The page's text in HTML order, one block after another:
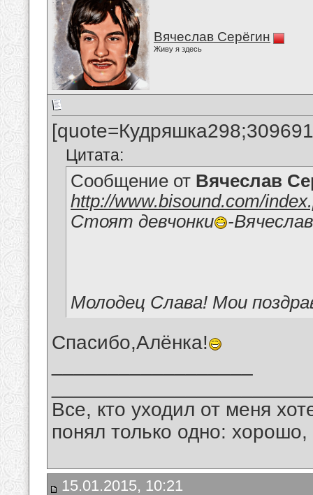
Вячеслав Серёгин
Живу я здесь
Цитата:
Сообщение от Вячеслав
http://www.bisound.com/
Стоят девчонки
-
Молодец Слава! Мои
Спасибо,Алёнка!
Все, кто уходил от меня
понял только одно:
15.01.2015, 10:21